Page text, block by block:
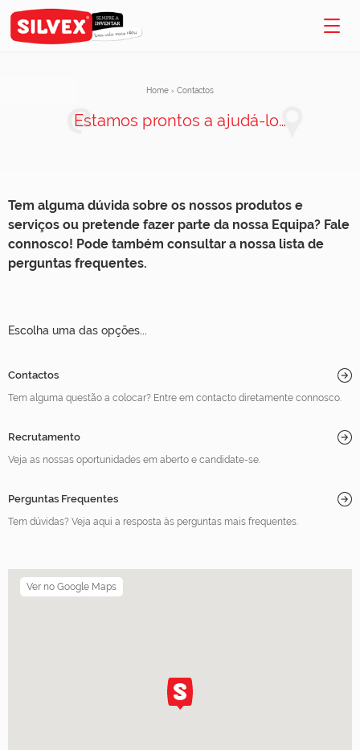
Home › Contactos
Estamos prontos a ajudá-lo…
Tem alguma dúvida sobre os nossos produtos e
serviços ou pretende fazer parte da nossa Equipa? Fale
connosco! Pode também consultar a nossa lista de
perguntas frequentes.
Escolha uma das opções...
Contactos
Tem alguma questão a colocar? Entre em contacto diretamente connosco.
Recrutamento
Veja as nossas oportunidades em aberto e candidate-se.
Perguntas Frequentes
Tem dúvidas? Veja aqui a resposta às perguntas mais frequentes.
Ver no Google Maps